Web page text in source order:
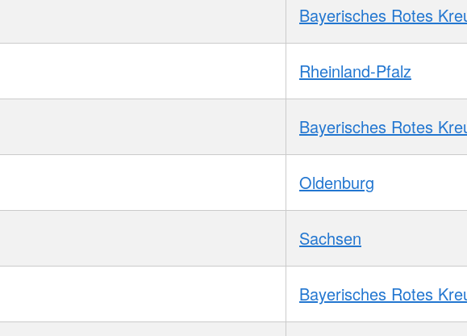
Bayerisches Rotes
Rheinland-Pfalz
Bayerisches Rotes
Oldenburg
Sachsen
Bayerisches Rotes